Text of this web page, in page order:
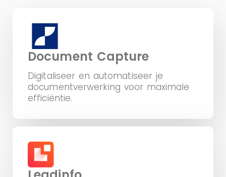
Document Capture
Digitaliseer en automatiseer je
documentverwerking voor maximale
efficiëntie.